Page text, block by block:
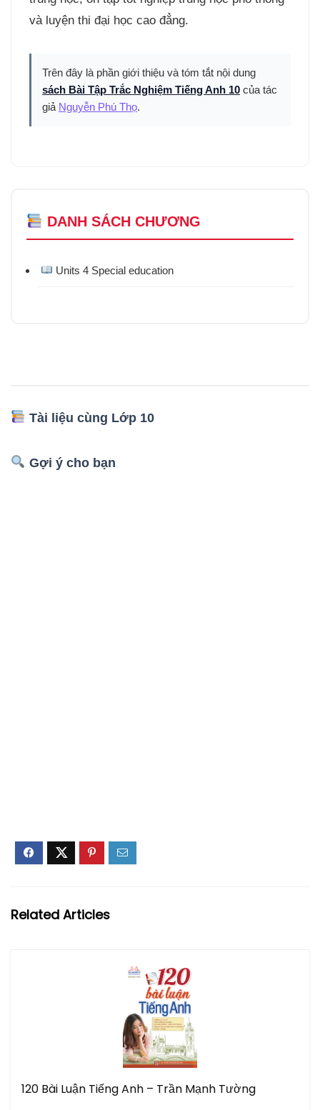
và luyện thi đại học cao đẳng.
Trên đây là phần giới thiệu và tóm tắt nội dung
sách Bài Tập Trắc Nghiệm Tiếng Anh 10 của tác
giả Nguyễn Phú Thọ.
DANH SÁCH CHƯƠNG
Units 4 Special education
Tài liệu cùng Lớp 10
Gợi ý cho bạn
Related Articles
120 Bài Luận Tiếng Anh – Trần Mạnh Tường